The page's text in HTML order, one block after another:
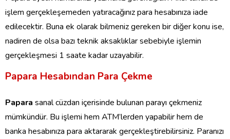
işlem gerçekleşemeden yatıracağınız para hesabınıza iade
edilecektir. Buna ek olarak bilmeniz gereken bir diğer konu ise,
nadiren de olsa bazı teknik aksaklıklar sebebiyle işlemin
gerçekleşmesi 1 saate kadar uzayabilir.
Papara Hesabından Para Çekme
Papara sanal cüzdan içerisinde bulunan parayı çekmeniz
mümkündür. Bu işlemi hem ATM’lerden yapabilir hem de
banka hesabınıza para aktararak gerçekleştirebilirsiniz. Paranızı